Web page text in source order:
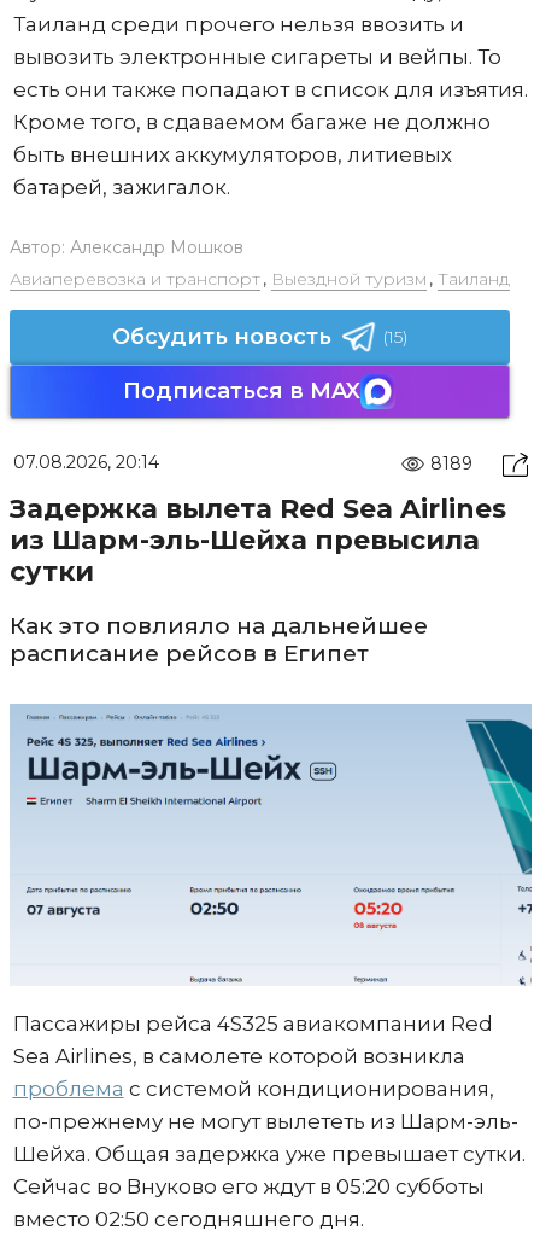
Таиланд среди прочего нельзя ввозить и
вывозить электронные сигареты и вейпы. То
есть они также попадают в список для изъятия.
Кроме того, в сдаваемом багаже не должно
быть внешних аккумуляторов, литиевых
батарей, зажигалок.
Автор: Александр Мошков
Авиаперевозка и транспорт, Выездной туризм , Таиланд
Обсудить новость (15)
Подписаться в MAX
07.08.2026, 20:14 8189
Задержка вылета Red Sea Airlines
из Шарм-эль-Шейха превысила
сутки
Как это повлияло на дальнейшее
расписание рейсов в Египет
Пассажиры рейса 4S325 авиакомпании Red
Sea Airlines, в самолете которой возникла
проблема с системой кондиционирования,
по-прежнему не могут вылететь из Шарм-эль-
Шейха. Общая задержка уже превышает сутки.
Сейчас во Внуково его ждут в 05:20 субботы
вместо 02:50 сегодняшнего дня.